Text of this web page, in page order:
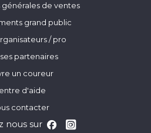
générales de ventes
grand public
/ pro
partenaires
un coureur
d'aide
contacter
nous sur